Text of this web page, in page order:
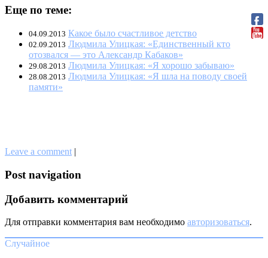
Еще по теме:
04.09.2013 Какое было счастливое детство
02.09.2013 Людмила Улицкая: «Единственный кто
отозвался — это Александр Кабаков»
29.08.2013 Людмила Улицкая: «Я хорошо забываю»
28.08.2013 Людмила Улицкая: «Я шла на поводу своей
памяти»
Leave a comment |
Post navigation
Добавить комментарий
Для отправки комментария вам необходимо авторизоваться.
Случайное